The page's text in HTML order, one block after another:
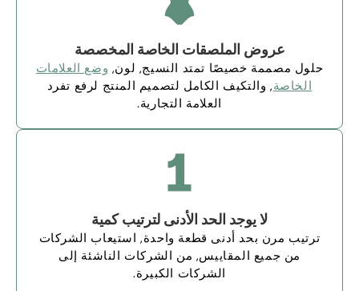
عروض الملصقات الخاصة المخصصة
حلول مصممة خصيصًا تمتد النسيج, لون, وضع العلامات
الخاصة, والتكيف الكامل لتصميم المنتج لرفع تفرد
العلامة التجارية.
لا يوجد الحد الأدنى لترتيب كمية
ترتيب مرن بحد أدنى قطعة واحدة, استيعاب الشركات
من جميع المقاييس, من الشركات الناشئة إلى
الشركات الكبيرة.